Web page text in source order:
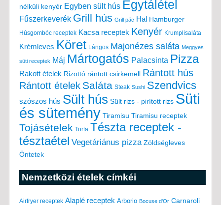
nélküli kenyér Egyben sült hús Egytálétel
Fűszerkeverék Grill hús Grill pác Hal Hamburger
Húsgombóc receptek Kacsa receptek Kenyér Krumplisaláta
Krémleves Köret Lángos Majonézes saláta Meggyes
süti receptek Máj Mártogatós Palacsinta Pizza
Rakott ételek Rizottó rántott csirkemell Rántott hús
Rántott ételek Saláta Steak Sushi Szendvics
szószos hús Sült hús Sült rizs - pirított rizs Süti
és sütemény Tiramisu Tiramisu receptek
Tojásételek Torta Tészta receptek -
tésztaétel Vegetáriánus pizza Zöldségleves
Öntetek
Nemzetközi ételek címkéi
Airfryer receptek Alaplé receptek Arborio Bocuse d'Or Carnaroli